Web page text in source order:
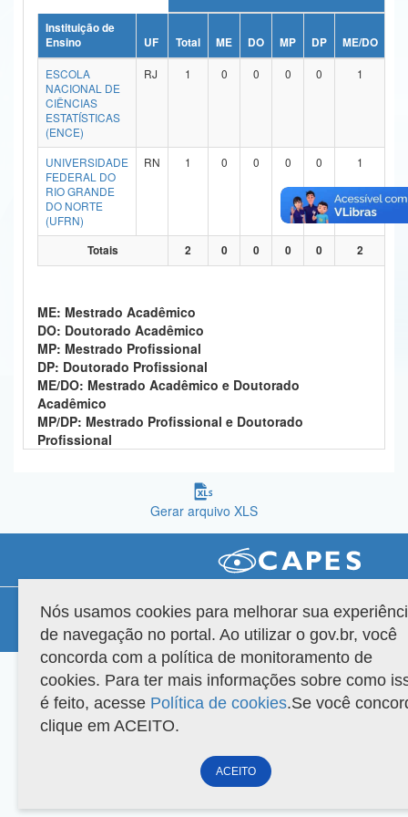
Ministério da Ciência, Tecnologia, Inovações e Comunicações
Ministério do Meio Ambiente
Ministério do Turismo
Ministério do Desenvolvimento Regional
Controladoria-Geral da União
Ministério da Mulher, da Família e dos Direitos Humanos
Gabinete de Segurança Institucional
Advocacia-Geral da União
Banco Central do Brasil
Instituição de
Ensino
UF Total ME DO MP DP ME/DO
ESCOLA
NACIONAL DE
CIÊNCIAS
ESTATÍSTICAS
(ENCE)
RJ 1 0 0 0 0 1
UNIVERSIDADE
FEDERAL DO
RIO GRANDE
DO NORTE
(UFRN)
RN 1 0 0 0 0 1
Totais 2 0 0 0 0 2
ME: Mestrado Acadêmico
DO: Doutorado Acadêmico
MP: Mestrado Profissional
DP: Doutorado Profissional
ME/DO: Mestrado Acadêmico e Doutorado
Acadêmico
MP/DP: Mestrado Profissional e Doutorado
Profissional
Gerar arquivo XLS
Versão do sistema: 3.88.9 Copyright 2022 Capes. Todos os direitos reservados.
Nós usamos cookies para melhorar sua
de navegação no portal. Ao utilizar o gov.br, você
concorda com a política de monitoramento de
cookies. Para ter mais informações sobre como
é feito, acesse Política de cookies.Se você
clique em ACEITO.
ACEITO